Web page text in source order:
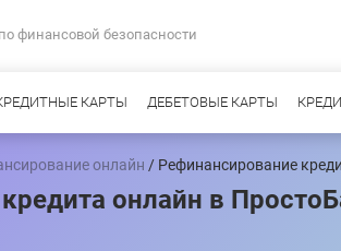
финансовой безопасности
КАРТЫ ДЕБЕТОВЫЕ КАРТЫ
онлайн / Рефинансирование
онлайн в